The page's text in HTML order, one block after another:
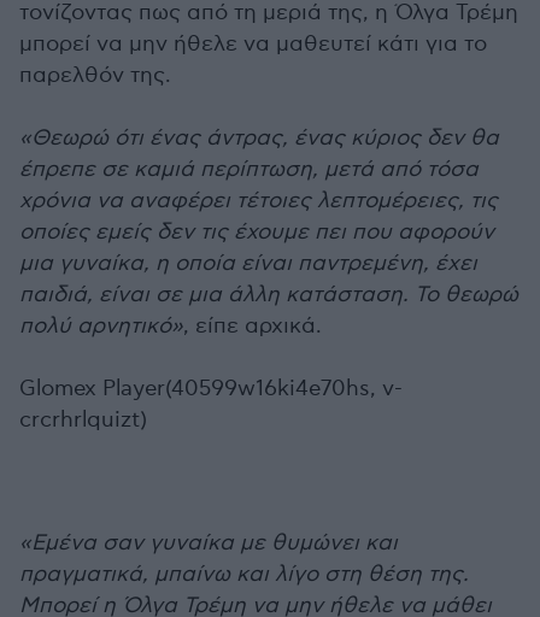
τονίζοντας πως από τη μεριά της, η Όλγα Τρέμη
μπορεί να μην ήθελε να μαθευτεί κάτι για το
παρελθόν της.
«Θεωρώ ότι ένας άντρας, ένας κύριος δεν θα
έπρεπε σε καμιά περίπτωση, μετά από τόσα
χρόνια να αναφέρει τέτοιες λεπτομέρειες, τις
οποίες εμείς δεν τις έχουμε πει που αφορούν
μια γυναίκα, η οποία είναι παντρεμένη, έχει
παιδιά, είναι σε μια άλλη κατάσταση. Το θεωρώ
πολύ αρνητικό», είπε αρχικά.
Glomex Player(40599w16ki4e70hs, v-
crcrhrlquizt)
«Εμένα σαν γυναίκα με θυμώνει και
πραγματικά, μπαίνω και λίγο στη θέση της.
Μπορεί η Όλγα Τρέμη να μην ήθελε να μάθει